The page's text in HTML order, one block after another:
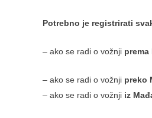
Potrebno je registrirati
– ako se radi o vožnji
– ako se radi o vožnji preko
– ako se radi o vožnji iz